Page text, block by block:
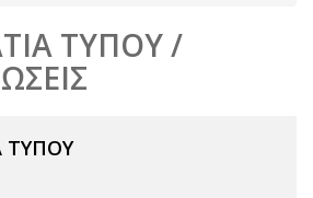
ΤΥΠΟΥ /
ΤΥΠΟΥ